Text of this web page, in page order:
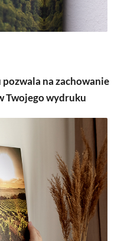
na zachowanie
Twojego wydruku